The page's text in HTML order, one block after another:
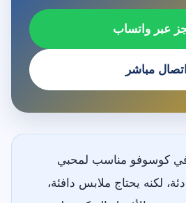
عبر واتساب
اتصال مباشر
في كوسوفو مناسب لمحبي
لكنه يحتاج ملابس دافئة،